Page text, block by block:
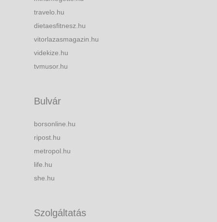
travelo.hu
dietaesfitnesz.hu
vitorlazasmagazin.hu
videkize.hu
tvmusor.hu
Bulvár
borsonline.hu
ripost.hu
metropol.hu
life.hu
she.hu
Szolgáltatás